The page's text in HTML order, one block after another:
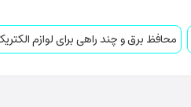
محافظ برق و چند راهی برای لوازم